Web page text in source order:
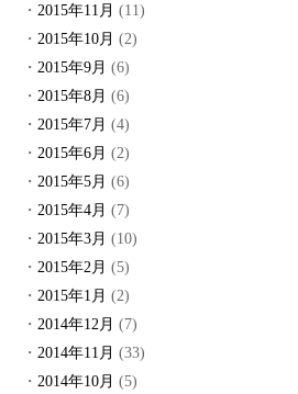
2015年11月 (11)
2015年10月 (2)
2015年9月 (6)
2015年8月 (6)
2015年7月 (4)
2015年6月 (2)
2015年5月 (6)
2015年4月 (7)
2015年3月 (10)
2015年2月 (5)
2015年1月 (2)
2014年12月 (7)
2014年11月 (33)
2014年10月 (5)